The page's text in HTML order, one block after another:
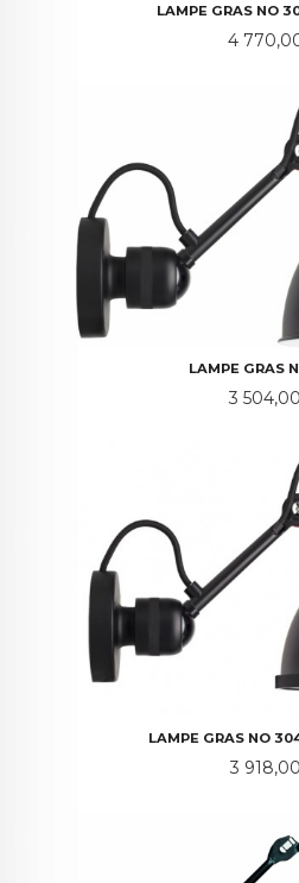
LAMPE GRAS NO
Pris
4
LAMPE GRAS
Pris
3 504,00
LAMPE GRAS NO
Pris
3 918,00